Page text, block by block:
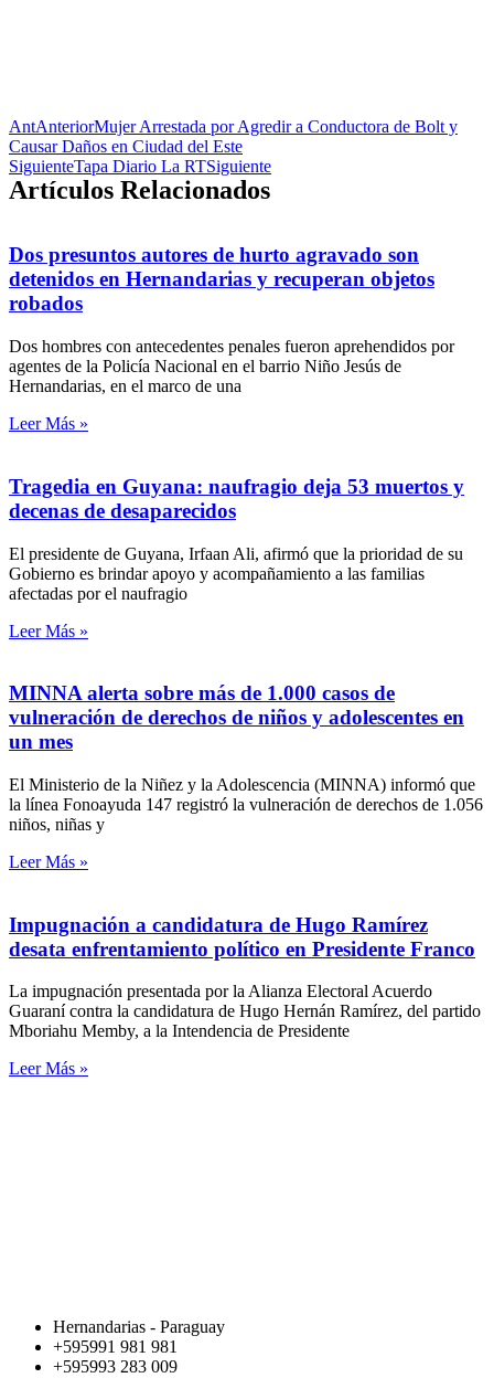
AntAnteriorMujer Arrestada por Agredir a Conductora de Bolt y
Causar Daños en Ciudad del Este
SiguienteTapa Diario La RTSiguiente
Artículos Relacionados
Dos presuntos autores de hurto agravado son
detenidos en Hernandarias y recuperan objetos
robados
Dos hombres con antecedentes penales fueron aprehendidos por
agentes de la Policía Nacional en el barrio Niño Jesús de
Hernandarias, en el marco de una
Leer Más »
Tragedia en Guyana: naufragio deja 53 muertos y
decenas de desaparecidos
El presidente de Guyana, Irfaan Ali, afirmó que la prioridad de su
Gobierno es brindar apoyo y acompañamiento a las familias
afectadas por el naufragio
Leer Más »
MINNA alerta sobre más de 1.000 casos de
vulneración de derechos de niños y adolescentes en
un mes
El Ministerio de la Niñez y la Adolescencia (MINNA) informó que
la línea Fonoayuda 147 registró la vulneración de derechos de 1.056
niños, niñas y
Leer Más »
Impugnación a candidatura de Hugo Ramírez
desata enfrentamiento político en Presidente Franco
La impugnación presentada por la Alianza Electoral Acuerdo
Guaraní contra la candidatura de Hugo Hernán Ramírez, del partido
Mboriahu Memby, a la Intendencia de Presidente
Leer Más »
Hernandarias - Paraguay
+595991 981 981
+595993 283 009